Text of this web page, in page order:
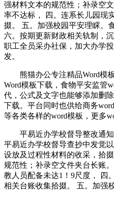
强材料文本的规范性；补录空
率不达标， 四。连系长儿园现
掇。 五。加强校园平安理睬。
六。按期更新财政相关轨制，
职工全员采办社保，加大办学
发。
熊猫办公专注精品Word模板
Word模板下载，食物平安监管
代，公式及文字也能够添加删
下载。平台同时也供给商务
等各类各样的word模板，更多
平易近办学校督导整改通知
平易近办学校督导查抄中发觉
设放及过程性材料的收采，拾
规范性；补录空文件夹台长账
教人员配备未达1！9尺度， 四
相关台账收集拾掇。 五。加强